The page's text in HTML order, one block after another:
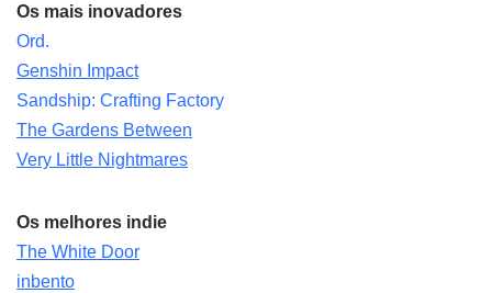
Os mais inovadores
Ord.
Genshin Impact
Sandship: Crafting Factory
The Gardens Between
Very Little Nightmares
Os melhores indie
The White Door
inbento